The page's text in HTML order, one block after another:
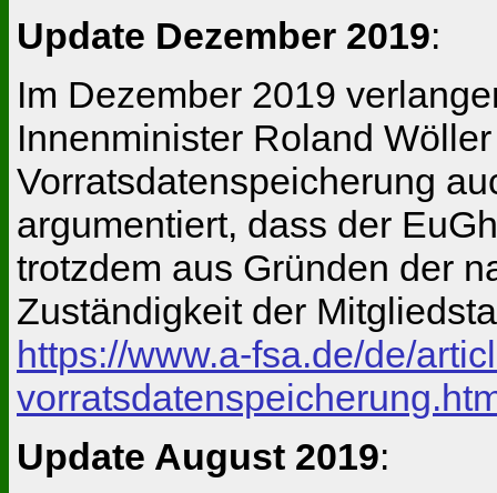
Update Dezember 2019:
Im Dezember 2019
Innenminister Roland
Vorratsdatenspeicherung
argumentiert, dass der
trotzdem aus Gründen der
Zuständigkeit der
https://www.a-fsa.de/de/
Update August 2019: